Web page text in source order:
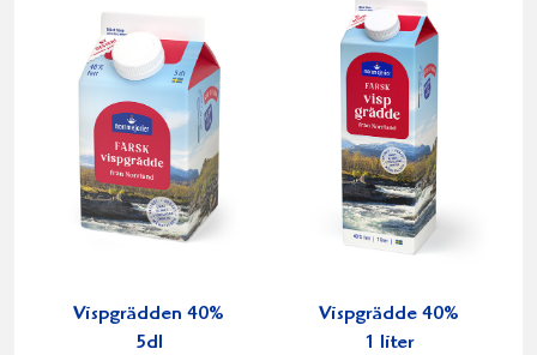
Vispgrädden 40%
5dl
Vispgrädde 40%
1 liter